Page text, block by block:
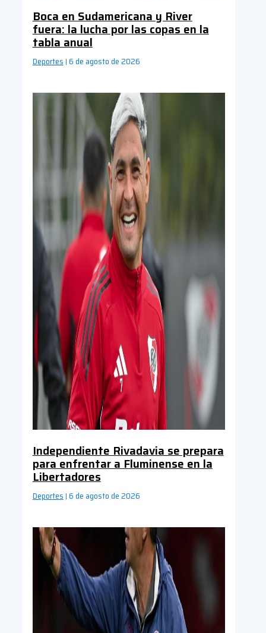
Boca en Sudamericana y River
fuera: la lucha por las copas en la
tabla anual
Deportes | 6 de agosto de 2026
Independiente Rivadavia se prepara
para enfrentar a Fluminense en la
Libertadores
Deportes | 6 de agosto de 2026